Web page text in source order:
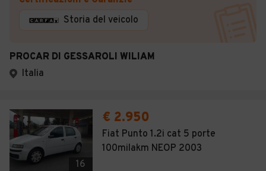
Storia del veicolo
PROCAR DI GESSAROLI WILIAM
Italia
16
€ 2.950
Fiat Punto 1.2i cat 5 porte
100milakm NEOP 2003